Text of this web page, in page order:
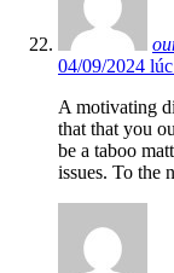
04/09/2024
A motivating
that that you
be a taboo
issues. To the